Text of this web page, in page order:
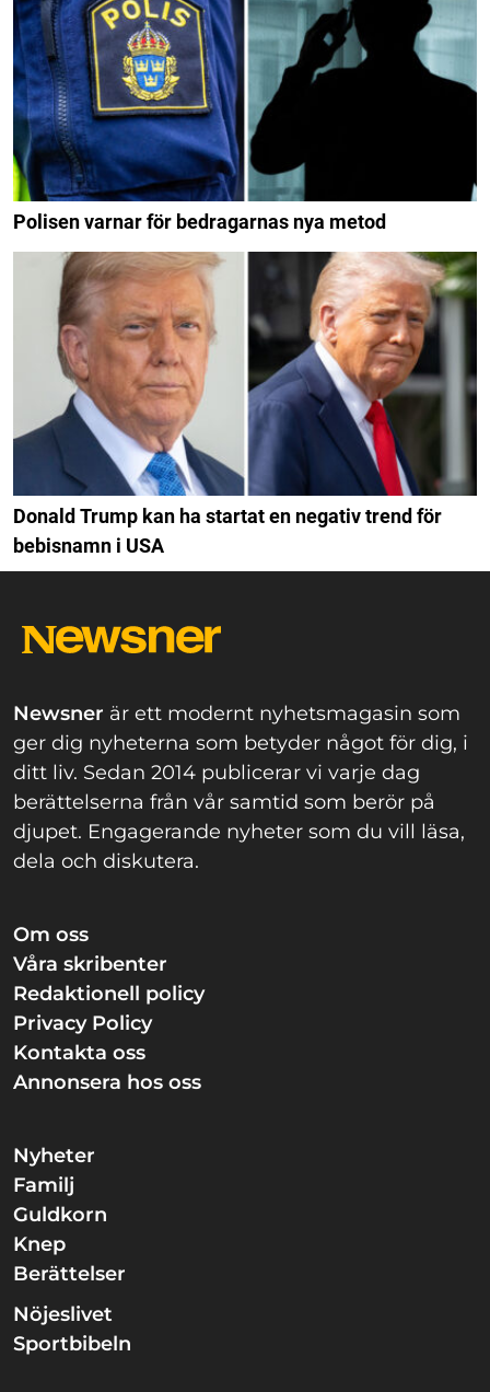
Polisen varnar för bedragarnas nya metod
Donald Trump kan ha startat en negativ trend för
bebisnamn i USA
Newsner är ett modernt nyhetsmagasin som
ger dig nyheterna som betyder något för dig, i
ditt liv. Sedan 2014 publicerar vi varje dag
berättelserna från vår samtid som berör på
djupet. Engagerande nyheter som du vill läsa,
dela och diskutera.
Om oss
Våra skribenter
Redaktionell policy
Privacy Policy
Kontakta oss
Annonsera hos oss
Nyheter
Familj
Guldkorn
Knep
Berättelser
Nöjeslivet
Sportbibeln